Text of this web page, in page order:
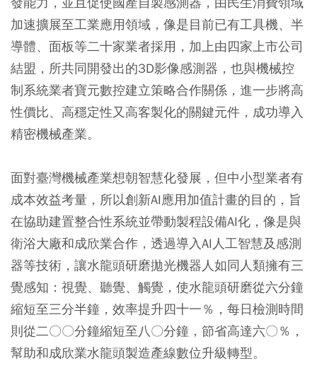
加速擴展至工業應用領域，像是目前已有工具機、半
導體、面板等二十家業者採用，加上由四家上市公司
結盟，所共同開發出的3D影像感測器，也與機械控
制系統業者寶元數控建立策略合作關係，進一步將高
性價比、高穩定性又高客製化的關鍵元件，成功導入
精密機械產業。
面對臺灣機械產業想朝智慧化發展，但中小型業者有
成本效益考量，所以創新AI應用加值計畫的目的，旨
在協助建置整合性系統並帶動製程設備AI化，像是與
衛浴大廠和成欣業合作，透過導入AI人工智慧及感測
器等技術，讓水龍頭研磨拋光機器人如同人類擁有三
覺感知：視覺、聽覺、觸覺，使水龍頭研磨從六分鐘
縮短至三分半鐘，效率提升四十一％，每日檢測時間
則從二〇〇分鐘縮短至八〇分鐘，節省高達六〇％，
幫助和成欣業水龍頭製造產線數位升級轉型。